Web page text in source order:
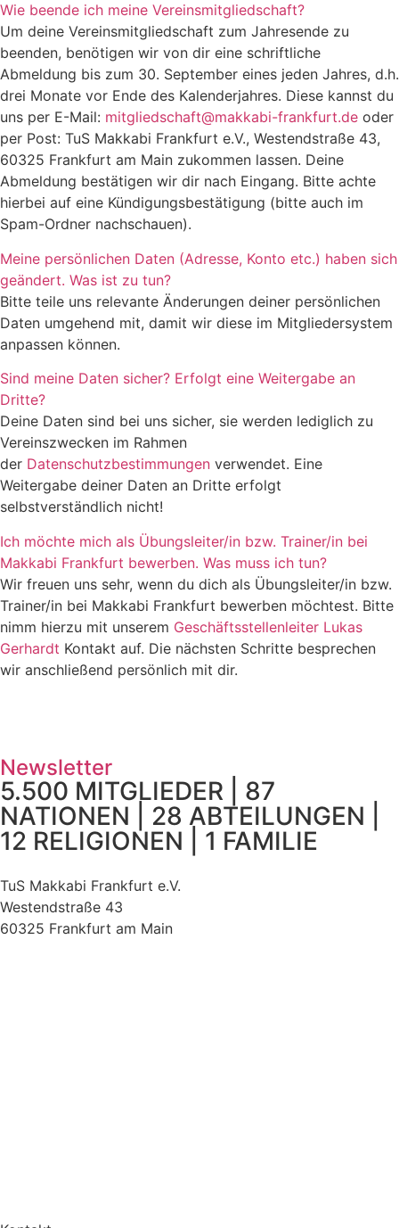
Wie beende ich meine Vereinsmitgliedschaft?
Um deine Vereinsmitgliedschaft zum Jahresende zu
beenden, benötigen wir von dir eine schriftliche
Abmeldung bis zum 30. September eines jeden Jahres, d.h.
drei Monate vor Ende des Kalenderjahres. Diese kannst du
uns per E-Mail: mitgliedschaft@makkabi-frankfurt.de oder
per Post: TuS Makkabi Frankfurt e.V., Westendstraße 43,
60325 Frankfurt am Main zukommen lassen. Deine
Abmeldung bestätigen wir dir nach Eingang. Bitte achte
hierbei auf eine Kündigungsbestätigung (bitte auch im
Spam-Ordner nachschauen).
Meine persönlichen Daten (Adresse, Konto etc.) haben sich
geändert. Was ist zu tun?
Bitte teile uns relevante Änderungen deiner persönlichen
Daten umgehend mit, damit wir diese im Mitgliedersystem
anpassen können.
Sind meine Daten sicher? Erfolgt eine Weitergabe an
Dritte?
Deine Daten sind bei uns sicher, sie werden lediglich zu
Vereinszwecken im Rahmen
der Datenschutzbestimmungen verwendet. Eine
Weitergabe deiner Daten an Dritte erfolgt
selbstverständlich nicht!
Ich möchte mich als Übungsleiter/in bzw. Trainer/in bei
Makkabi Frankfurt bewerben. Was muss ich tun?
Wir freuen uns sehr, wenn du dich als Übungsleiter/in bzw.
Trainer/in bei Makkabi Frankfurt bewerben möchtest. Bitte
nimm hierzu mit unserem Geschäftsstellenleiter Lukas
Gerhardt Kontakt auf. Die nächsten Schritte besprechen
wir anschließend persönlich mit dir.
Newsletter
5.500 MITGLIEDER | 87
NATIONEN | 28 ABTEILUNGEN |
12 RELIGIONEN | 1 FAMILIE
TuS Makkabi Frankfurt e.V.
Westendstraße 43
60325 Frankfurt am Main